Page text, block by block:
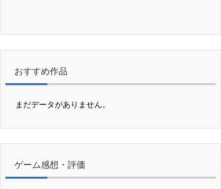
おすすめ作品
まだデータがありません。
ゲーム感想・評価